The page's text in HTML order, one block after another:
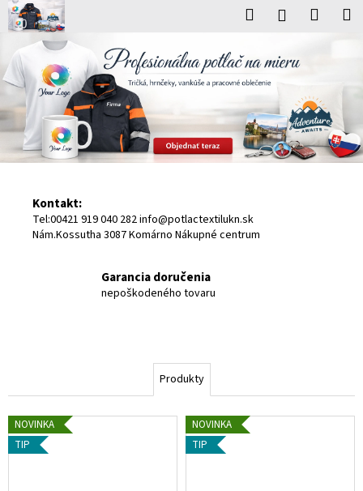
Prejsť
na
obsah
Hľadať Prihlásenie
V
í
t
a
j
o
p
e
Kontakt:
Tel:00421 919 040 282 info@potlactextilukn.sk
Nám.Kossutha 3087 Komárno Nákupné centrum
Garancia doručenia
nepoškodeného tovaru
Produkty
NOVINKA
TIP
NOVINKA
TIP
K
o
í
k
Späť
Späť
Č
o
p
o
j
s
ť